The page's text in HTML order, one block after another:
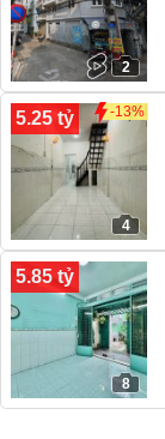
2
5.25 tỷ -13%
4
5.85 tỷ
8